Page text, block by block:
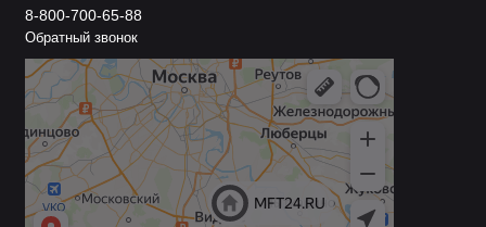
8-800-700-65-88
Обратный звонок